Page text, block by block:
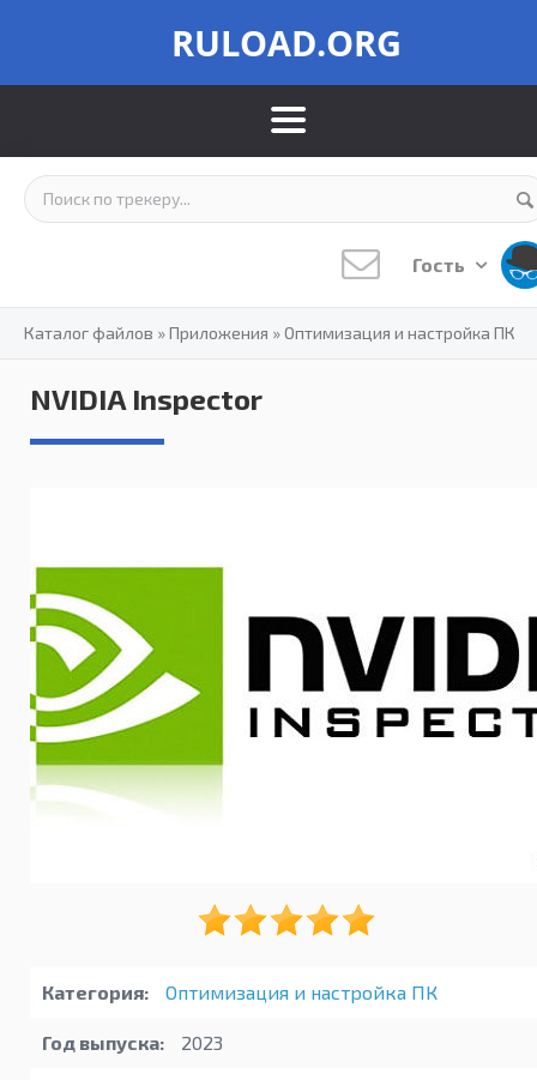
RULOAD.ORG
Гость
Каталог файлов »Приложения »Оптимизация и настройка ПК
NVIDIA Inspector
Категория: Оптимизация и настройка ПК
Год выпуска: 2023